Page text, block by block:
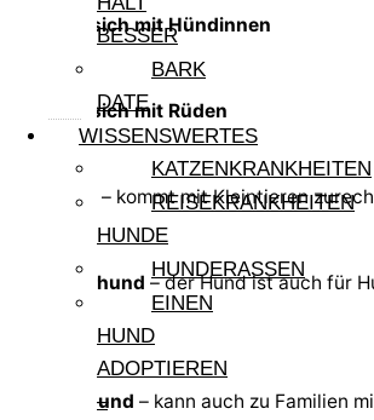
BESSER
BARK
DATE
WISSENSWERTES
KATZENKRANKHEITEN
REISEKRANKHEITEN
HUNDE
HUNDERASSEN
EINEN
HUND
ADOPTIEREN
–
Verträgt sich mit Hündinnen
Verträgt sich mit Rüden
Kleintiere – kommt mit Kleintieren
Anfängerhund – der Hund ist auch für
geeignet.
Familienhund – kann auch zu Familien